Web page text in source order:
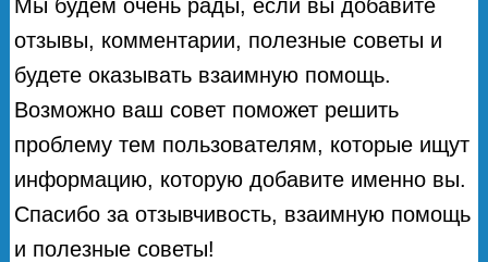
Мы будем очень рады, если вы добавите
отзывы, комментарии, полезные советы и
будете оказывать взаимную помощь.
Возможно ваш совет поможет решить
проблему тем пользователям, которые ищут
информацию, которую добавите именно вы.
Спасибо за отзывчивость, взаимную помощь
и полезные советы!